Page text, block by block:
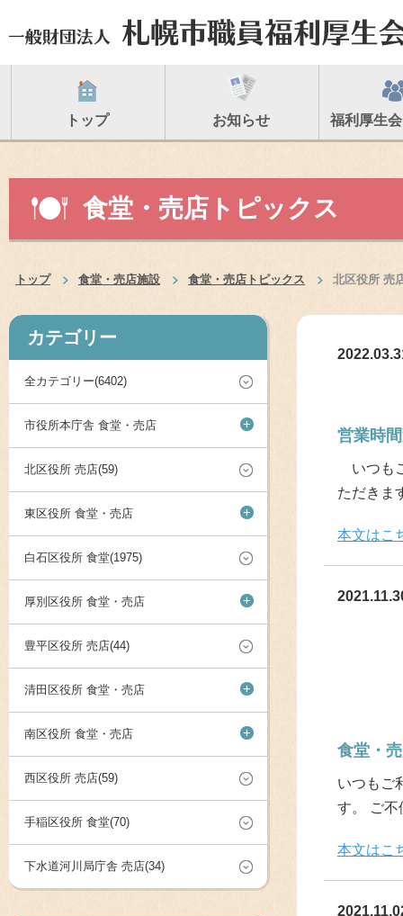
トップ お知らせ 福利厚生
食堂・売店トピックス
トップ 食堂・売店施設 食堂・売店トピックス 北区役所 売
カテゴリー
全カテゴリー(6402)
市役所本庁舎 食堂・売店 +
北区役所 売店(59)
東区役所 食堂・売店 +
白石区役所 食堂(1975)
厚別区役所 食堂・売店 +
豊平区役所 売店(44)
清田区役所 食堂・売店 +
南区役所 食堂・売店 +
西区役所 売店(59)
手稲区役所 食堂(70)
下水道河川局庁舎 売店(34)
営業時
いつも
ただきま
本文はこ
食堂・
いつもご
す。 ご不
本文はこ